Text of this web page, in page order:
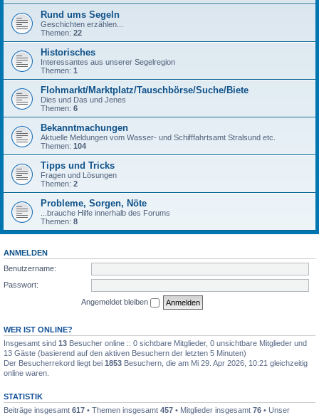
Rund ums Segeln
Geschichten erzählen...
Themen: 22
Historisches
Interessantes aus unserer Segelregion
Themen: 1
Flohmarkt/Marktplatz/Tauschbörse/Suche/Biete
Dies und Das und Jenes
Themen: 6
Bekanntmachungen
Aktuelle Meldungen vom Wasser- und Schifffahrtsamt Stralsund etc.
Themen: 104
Tipps und Tricks
Fragen und Lösungen
Themen: 2
Probleme, Sorgen, Nöte
...brauche Hilfe innerhalb des Forums
Themen: 8
ANMELDEN
Benutzername:
Passwort:
Angemeldet bleiben
WER IST ONLINE?
Insgesamt sind 13 Besucher online :: 0 sichtbare Mitglieder, 0 unsichtbare Mitglieder und
13 Gäste (basierend auf den aktiven Besuchern der letzten 5 Minuten)
Der Besucherrekord liegt bei 1853 Besuchern, die am Mi 29. Apr 2026, 10:21 gleichzeitig
online waren.
STATISTIK
Beiträge insgesamt 617 • Themen insgesamt 457 • Mitglieder insgesamt 76 • Unser